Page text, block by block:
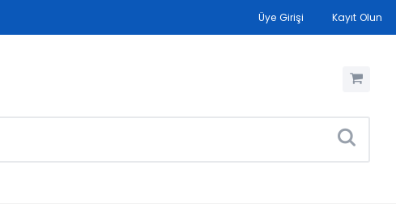
Üye Girişi Kayıt Olun